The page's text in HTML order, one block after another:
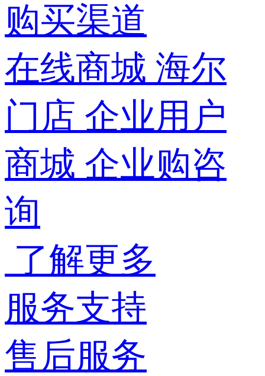
购买渠道
在线商城 海尔
门店 企业用户
商城 企业购咨
询
了解更多
服务支持
售后服务